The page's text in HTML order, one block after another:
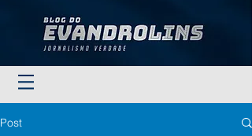
Post